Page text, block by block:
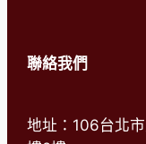
聯絡我們
地址：106台北